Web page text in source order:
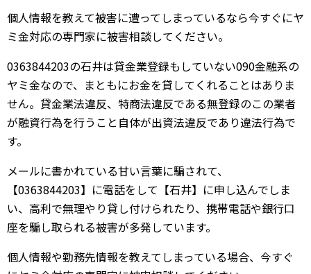
個人情報を教えて被害に遭ってしまっているなら今すぐにヤ
ミ金対応の専門家に被害相談してください。
0363844203の石井は貸金業登録もしていない090金融系の
ヤミ金なので、まともにお金を貸してくれることはありま
せん。貸金業法違反、特商法違反である無登録のこの業者
が融資行為を行うこと自体が出資法違反であり違法行為で
す。
メールに書かれている甘い言葉に騙されて、
【0363844203】に電話をして【石井】に申し込んでしま
い、高利で無理やり貸し付けられたり、携帯電話や銀行口
座を騙し取られる被害が多発しています。
個人情報や勤務先情報を教えてしまっている場合、今すぐ